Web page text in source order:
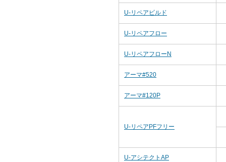
U-リペアビルド
U-リペアフロー
U-リペアフローN
アーマ#520
アーマ#120P
U-リペアPFフリー
U-アシテクトAP